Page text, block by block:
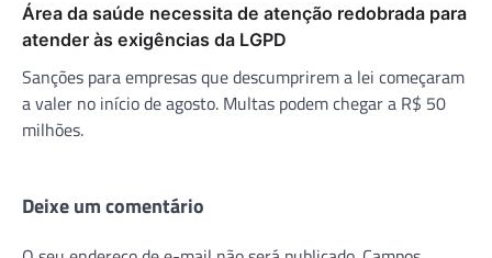
Área da saúde necessita de atenção redobrada para
atender às exigências da LGPD
Sanções para empresas que descumprirem a lei começaram
a valer no início de agosto. Multas podem chegar a R$ 50
milhões.
Deixe um comentário